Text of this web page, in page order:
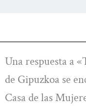
Una respuesta a
de Gipuzkoa se
Casa de las